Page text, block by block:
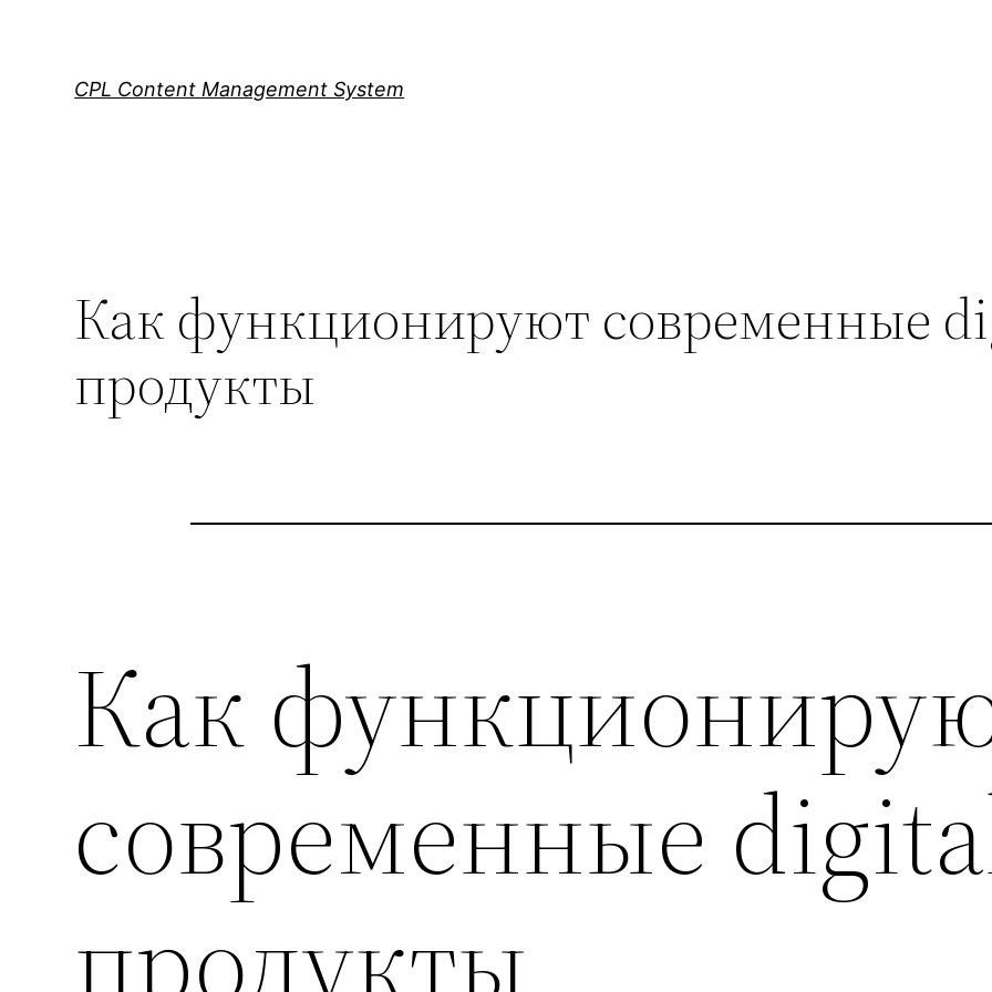
CPL Content Management System
Как функционируют современные
продукты
Как
современные